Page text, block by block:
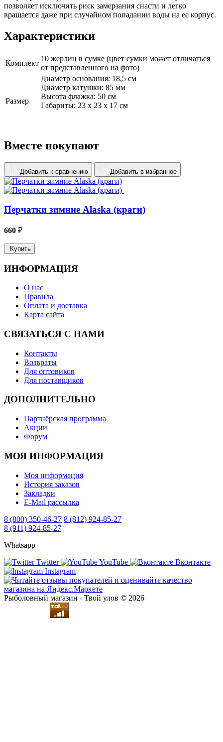
позволяет исключить риск замерзания снасти и легко
вращается даже при случайном попадании воды на ее корпус.
Характеристики
Комплект
10 жерлиц в сумке (цвет сумки может отличаться
от представленного на фото)
Размер
Диаметр основания: 18,5 см
Диаметр катушки: 85 мм
Высота флажка: 50 см
Габариты: 23 х 23 х 17 см
Вместе покупают
Добавить к сравнению Добавить в избранное
Перчатки зимние Alaska (краги)
660 ₽
Купить
ИНФОРМАЦИЯ
О нас
Правила
Оплата и доставка
Карта сайта
СВЯЗАТЬСЯ С НАМИ
Контакты
Возвраты
Для оптовиков
Для поставщиков
ДОПОЛНИТЕЛЬНО
Партнёрская программа
Акции
Форум
МОЯ ИНФОРМАЦИЯ
Моя информация
История заказов
Закладки
E-Mail рассылка
8 (800) 350-46-27 8 (812) 924-85-27
8 (911) 924-85-27
Whatsapp
Twitter
YouTube
Вконтакте
Instagram
Рыболовный магазин - Твой улов © 2026